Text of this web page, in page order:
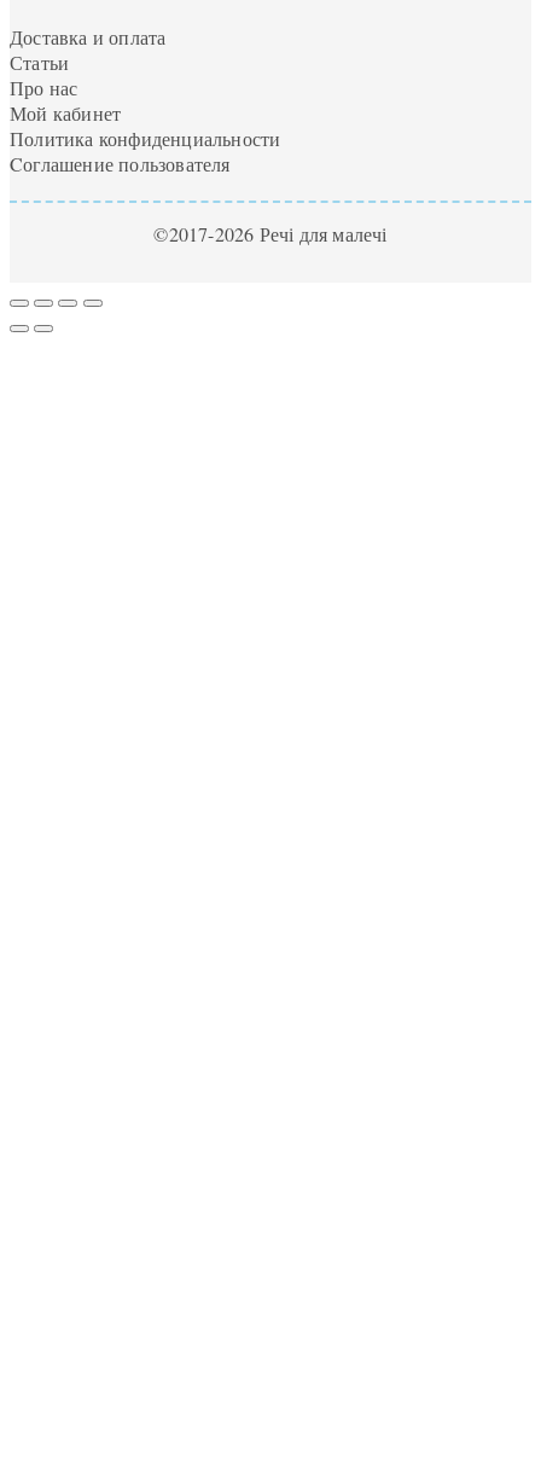
Доставка и оплата
Статьи
Про нас
Мой кабинет
Политика конфиденциальности
Cоглашение пользователя
©2017-2026 Речі для малечі